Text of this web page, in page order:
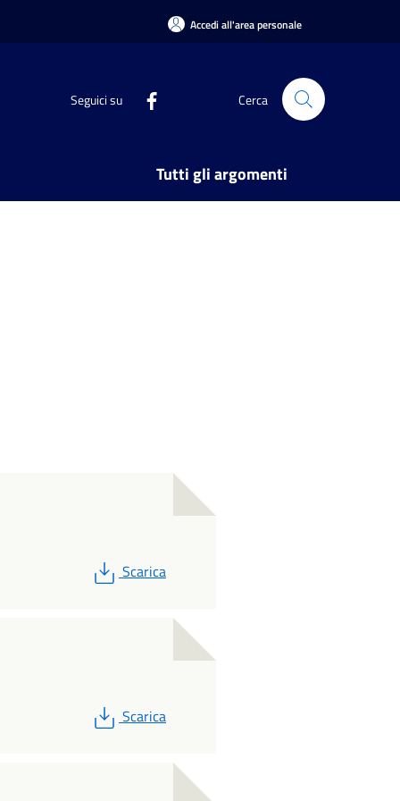
Accedi all'area personale
Seguici su Cerca
Tutti gli argomenti
PDF
Scarica
PDF
Scarica